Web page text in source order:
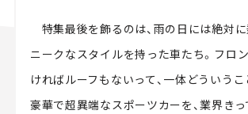
特集最後を飾るのは、雨の日には絶対
ニークなスタイルを持った車たち。フロ
ければルーフもないって、一体どういうこ
豪華で超異端なスポーツカーを、業界き